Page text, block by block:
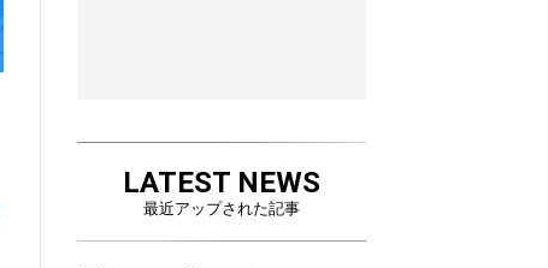
LATEST NEWS
最近アップされた記事